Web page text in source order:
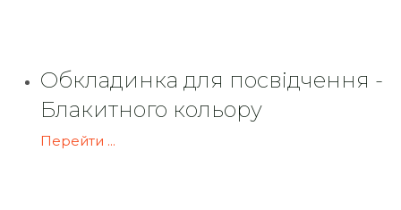
Обкладинка для посвідчення -
Блакитного кольору
Перейти ...